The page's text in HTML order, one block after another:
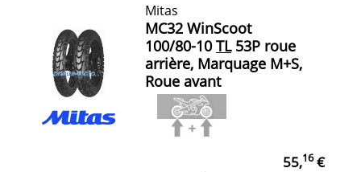
Mitas
MC32 WinScoot
100/80-10 TL53P roue
arrière, Marquage M+S,
Roue avant
55,16€